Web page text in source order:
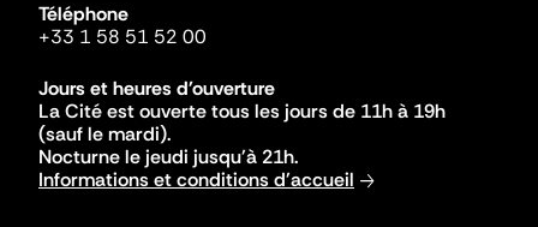
Téléphone
+33 1 58 51 52 00
Jours et heures d'ouverture
La Cité est ouverte tous les jours de 11h à 19h
(sauf le mardi).
Nocturne le jeudi jusqu'à 21h.
Informations et conditions d'accueil